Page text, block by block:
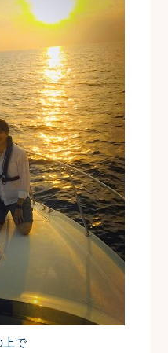
上で